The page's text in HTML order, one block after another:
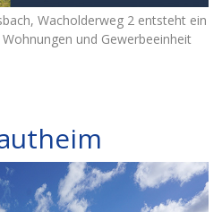
Wacholderweg 2 entsteht ein
und Gewerbeeinheit